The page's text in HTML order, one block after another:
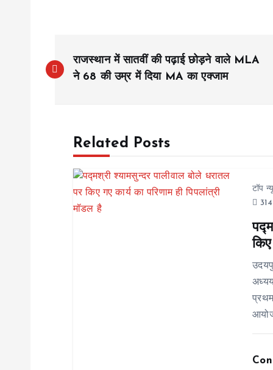
o
राजस्थान में सातवीं की पढ़ाई छोड़ने वाले MLA
ने 68 की उम्र में दिया MA का एक्जाम
Related Posts
टॉप